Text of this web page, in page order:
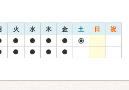
火 水 木 金 土 日 祝